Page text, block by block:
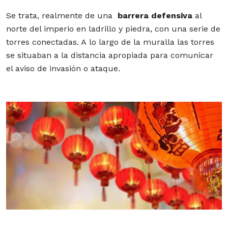
Se trata, realmente de una barrera defensiva al
norte del imperio en ladrillo y piedra, con una serie de
torres conectadas. A lo largo de la muralla las torres
se situaban a la distancia apropiada para comunicar
el aviso de invasión o ataque.